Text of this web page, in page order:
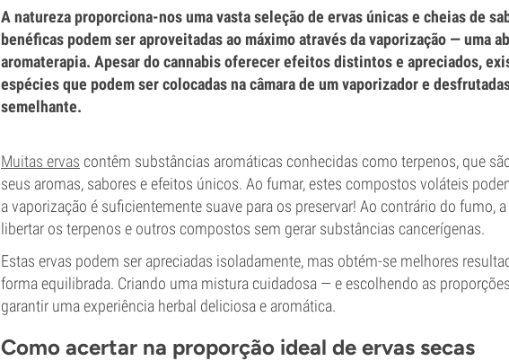
A natureza proporciona-nos uma vasta seleção de ervas únicas e cheias de
benéficas podem ser aproveitadas ao máximo através da vaporização — uma
aromaterapia. Apesar do cannabis oferecer efeitos distintos e apreciados,
espécies que podem ser colocadas na câmara de um vaporizador e
semelhante.
Muitas ervas contêm substâncias aromáticas conhecidas como terpenos, que
seus aromas, sabores e efeitos únicos. Ao fumar, estes compostos voláteis
a vaporização é suficientemente suave para os preservar! Ao contrário do fumo,
libertar os terpenos e outros compostos sem gerar substâncias cancerígenas.
Estas ervas podem ser apreciadas isoladamente, mas obtém-se melhores
forma equilibrada. Criando uma mistura cuidadosa — e escolhendo as
garantir uma experiência herbal deliciosa e aromática.
Como acertar na proporção ideal de ervas secas